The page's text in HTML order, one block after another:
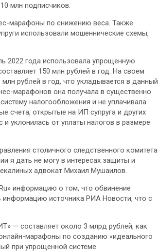
млн подписчиков.
марафоны по снижению веса. Также
использовали мошеннические схемы,
2022 года использовала упрощенную
150 млн рублей в год. На своем
рублей в год, что укладывается в данный
марафонов она получала в существенно
налогообложения и не уплачивала
счета, открытые на ИП супруга и других
уклонилась от уплаты налогов в размере
столичного следственного комитета
я дать не могу в интересах защиты и
адвокат Михаил Мушаилов.
информацию о том, что обвинение
информацию источника РИА Новости, что с
— составляет около 3 млрд рублей, как
марафоны по созданию «идеального
при упрощенной системе